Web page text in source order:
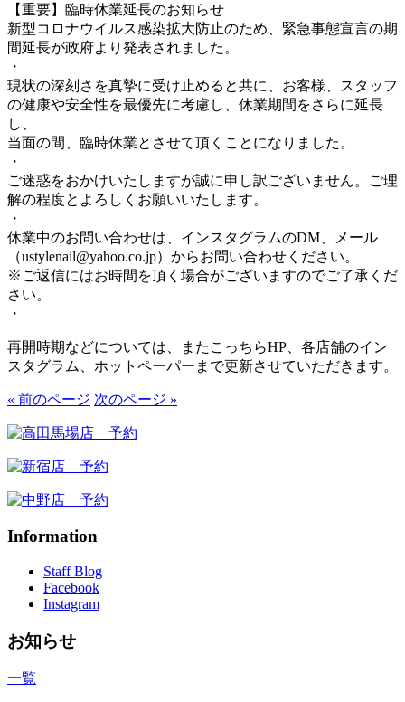
【重要】臨時休業延長のお知らせ
新型コロナウイルス感染拡大防止のため、緊急事態宣言の期
間延長が政府より発表されました。
・
現状の深刻さを真摯に受け止めると共に、お客様、スタッフ
の健康や安全性を最優先に考慮し、休業期間をさらに延長
し、
当面の間、臨時休業とさせて頂くことになりました。
・
ご迷惑をおかけいたしますが誠に申し訳ございません。ご理
解の程度とよろしくお願いいたします。
・
休業中のお問い合わせは、インスタグラムのDM、メール
（ustylenail@yahoo.co.jp）からお問い合わせください。
※ご返信にはお時間を頂く場合がございますのでご了承くだ
さい。
・
再開時期などについては、またこっちらHP、各店舗のイン
スタグラム、ホットペーパーまで更新させていただきます。
« 前のページ 次のページ »
Information
Staff Blog
Facebook
Instagram
お知らせ
一覧